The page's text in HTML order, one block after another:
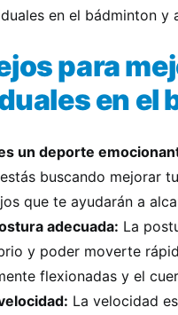
en el bádminton
para
en el
un deporte
buscando mejorar
que te ayudarán a
adecuada: La
y poder moverte
flexionadas y el
La velocidad